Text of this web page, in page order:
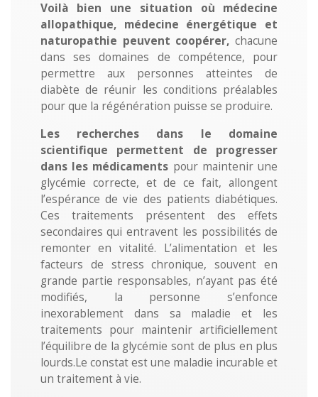
Voilà bien une situation où médecine
allopathique, médecine énergétique et
naturopathie peuvent coopérer,chacune
dans ses domaines de compétence, pour
permettre aux personnes atteintes de
diabète de réunir les conditions préalables
pour que la régénération puisse se produire.
Les recherches dans le domaine
scientifique permettent de progresser
dans les médicaments pour maintenir une
glycémie correcte, et de ce fait, allongent
l’espérance de vie des patients diabétiques.
Ces traitements présentent de​s effets
secondaires qui entravent les possibilités de
remonter en vitalité. ​L’alimentation et les
facteurs de stress chronique, souvent en
grande partie responsables, n’ayant pas été
modifiés, la personne s’enfonce
inexorablement dans sa maladie et les
traitements pour maintenir artificiellement
l’équilibre de la glycémie sont de plus en plus
lourds.Le constat est une maladie incurable et
un traitement à vie​.